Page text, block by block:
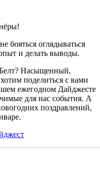
бояться оглядываться
и делать выводы.
Насыщенный,
поделиться с вами
ежегодном Дайджесте
для нас события. А
поздравлений,